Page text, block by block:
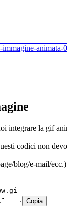
integrare la gif
codici non
blog/e-mail/ecc.)
Copia